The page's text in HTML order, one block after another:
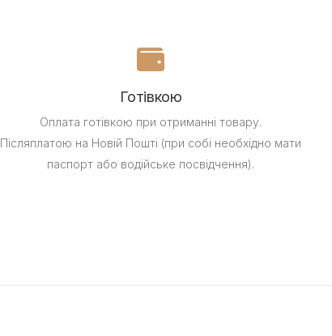
Готівкою
Оплата готівкою при отриманні товару.
Післяплатою на Новій Пошті (при собі необхідно мати
паспорт або водійське посвідчення).